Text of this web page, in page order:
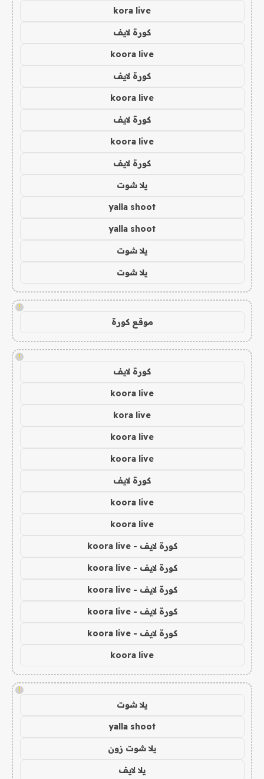
kora live
كورة لايف
koora live
كورة لايف
koora live
كورة لايف
koora live
كورة لايف
يلا شوت
yalla shoot
yalla shoot
يلا شوت
يلا شوت
!
موقع كورة
!
كورة لايف
koora live
kora live
koora live
koora live
كورة لايف
koora live
koora live
كورة لايف - koora live
كورة لايف - koora live
كورة لايف - koora live
كورة لايف - koora live
كورة لايف - koora live
koora live
!
يلا شوت
yalla shoot
يلا شوت زون
يلا لايف